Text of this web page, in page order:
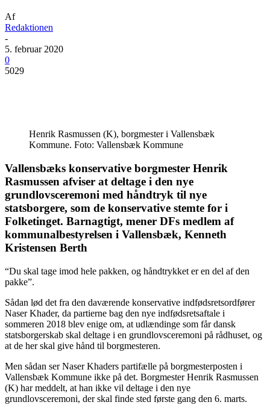
Af
Redaktionen
-
5. februar 2020
0
5029
Henrik Rasmussen (K), borgmester i Vallensbæk
Kommune. Foto: Vallensbæk Kommune
Vallensbæks konservative borgmester Henrik
Rasmussen afviser at deltage i den nye
grundlovsceremoni med håndtryk til nye
statsborgere, som de konservative stemte for i
Folketinget. Barnagtigt, mener DFs medlem af
kommunalbestyrelsen i Vallensbæk, Kenneth
Kristensen Berth
“Du skal tage imod hele pakken, og håndtrykket er en del af den
pakke”.
Sådan lød det fra den daværende konservative indfødsretsordfører
Naser Khader, da partierne bag den nye indfødsretsaftale i
sommeren 2018 blev enige om, at udlændinge som får dansk
statsborgerskab skal deltage i en grundlovsceremoni på rådhuset, og
at de her skal give hånd til borgmesteren.
Men sådan ser Naser Khaders partifælle på borgmesterposten i
Vallensbæk Kommune ikke på det. Borgmester Henrik Rasmussen
(K) har meddelt, at han ikke vil deltage i den nye
grundlovsceremoni, der skal finde sted første gang den 6. marts.